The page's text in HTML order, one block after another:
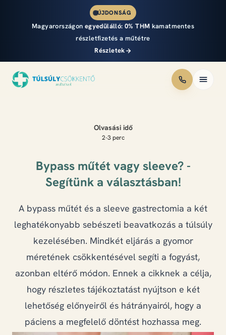
ÚJDONSÁG
Magyarországon egyedülálló: 0% THM kamatmentes
részletfizetés a műtétre
Részletek
Részletfizetés
Eredmények
Csapat
+36 20 823 6419
Olvasási idő
2-3 perc
Bypass műtét vagy sleeve? -
Segítünk a választásban!
A bypass műtét és a sleeve gastrectomia a két
leghatékonyabb sebészeti beavatkozás a túlsúly
kezelésében. Mindkét eljárás a gyomor
méretének csökkentésével segíti a fogyást,
azonban eltérő módon. Ennek a cikknek a célja,
hogy részletes tájékoztatást nyújtson e két
lehetőség előnyeiről és hátrányairól, hogy a
páciens a megfelelő döntést hozhassa meg.